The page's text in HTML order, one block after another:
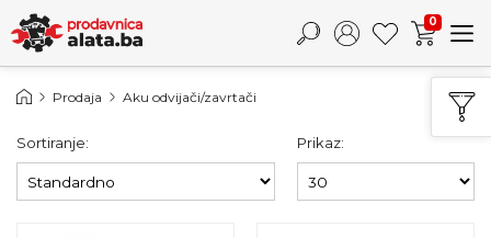
0
Prodaja Aku odvijači/zavrtači
Sortiranje: Prikaz: